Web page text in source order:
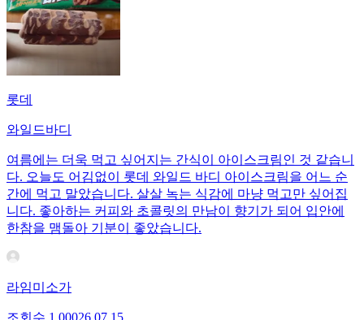
롯데
와일드바디
여름에는 더욱 먹고 싶어지는 간식이 아이스크림인 것 같습니
다. 오늘도 어김없이 롯데 와일드 바디 아이스크림을 어느 순
간에 먹고 말았습니다. 살살 녹는 식감에 마냥 먹고만 싶어집
니다. 좋아하는 커피와 초콜릿의 만남이 향기가 되어 입안에
한참을 맴돌아 기분이 좋았습니다.
라임미소가